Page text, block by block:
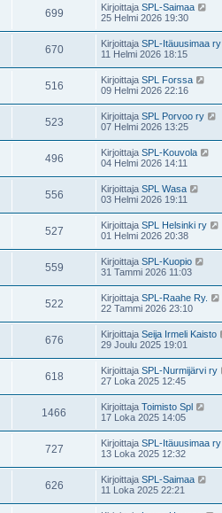
699 Kirjoittaja SPL-Saimaa
25 Helmi 2026 19:30
670 Kirjoittaja SPL-Itäuusimaa ry
11 Helmi 2026 18:15
516 Kirjoittaja SPL Forssa
09 Helmi 2026 22:16
523 Kirjoittaja SPL Porvoo ry
07 Helmi 2026 13:25
496 Kirjoittaja SPL-Kouvola
04 Helmi 2026 14:11
556 Kirjoittaja SPL Wasa
03 Helmi 2026 19:11
527 Kirjoittaja SPL Helsinki ry
01 Helmi 2026 20:38
559 Kirjoittaja SPL-Kuopio
31 Tammi 2026 11:03
522 Kirjoittaja SPL-Raahe Ry.
22 Tammi 2026 23:10
676 Kirjoittaja Seija Irmeli Kaisto
29 Joulu 2025 19:01
618 Kirjoittaja SPL-Nurmijärvi ry
27 Loka 2025 12:45
1466 Kirjoittaja Toimisto Spl
17 Loka 2025 14:05
727 Kirjoittaja SPL-Itäuusimaa ry
13 Loka 2025 12:32
626 Kirjoittaja SPL-Saimaa
11 Loka 2025 22:21